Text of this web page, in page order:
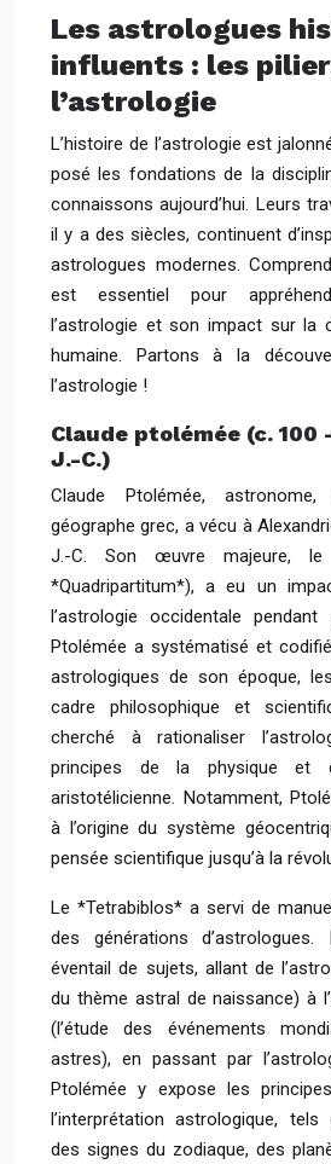
Les astrologues
influents : les
l’astrologie
L’histoire de l’astrologie est
posé les fondations de la
connaissons aujourd’hui. Leurs
il y a des siècles, continuent
astrologues modernes.
est essentiel pour
l’astrologie et son impact sur la
humaine. Partons à la
l’astrologie !
Claude ptolémée (c. 100
J.-C.)
Claude Ptolémée,
géographe grec, a vécu à
J.-C. Son œuvre majeure, le
*Quadripartitum*), a eu un
l’astrologie occidentale
Ptolémée a systématisé et
astrologiques de son époque,
cadre philosophique et
cherché à rationaliser
principes de la physique et
aristotélicienne. Notamment,
à l’origine du système
pensée scientifique jusqu’à la
Le *Tetrabiblos* a servi de
des générations
éventail de sujets, allant de
du thème astral de naissance) à
(l’étude des événements
astres), en passant par
Ptolémée y expose les
l’interprétation astrologique,
des signes du zodiaque, des